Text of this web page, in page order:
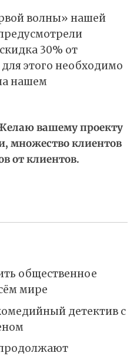
волны» нашей
30% от
этого необходимо
нашем
вашему проекту
множество клиентов
от клиентов.
общественное
мире
детектив с